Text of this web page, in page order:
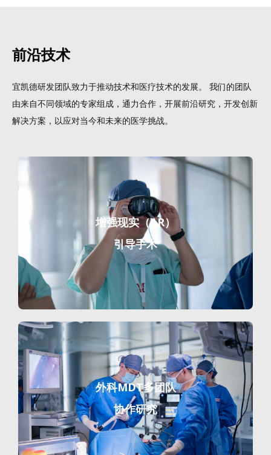
前沿技术
宜凯德研发团队致力于推动技术和医疗技术的发展。 我们的团队
由来自不同领域的专家组成，通力合作，开展前沿研究，开发创新
解决方案，以应对当今和未来的医学挑战。
增强现实（AR）
引导手术
外科MDT多团队
协作研究